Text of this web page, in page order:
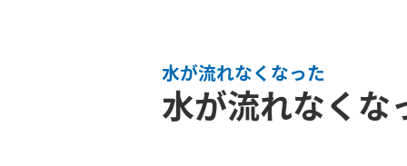
水が流れなくなった
水が流れなくな